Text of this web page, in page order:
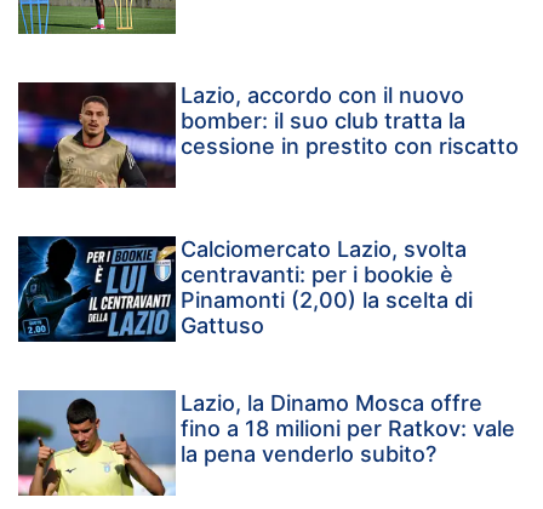
Lazio, accordo con il nuovo
bomber: il suo club tratta la
cessione in prestito con riscatto
Calciomercato Lazio, svolta
centravanti: per i bookie è
Pinamonti (2,00) la scelta di
Gattuso
Lazio, la Dinamo Mosca offre
fino a 18 milioni per Ratkov: vale
la pena venderlo subito?